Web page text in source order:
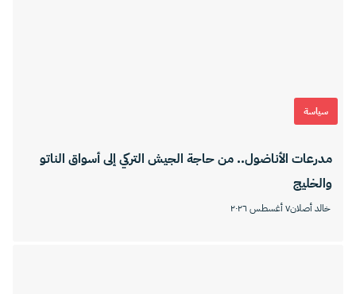
سياسة
مدرعات الأناضول.. من حاجة الجيش التركي إلى أسواق الناتو
والخليج
خالد أصلان٧ أغسطس ٢٠٢٦